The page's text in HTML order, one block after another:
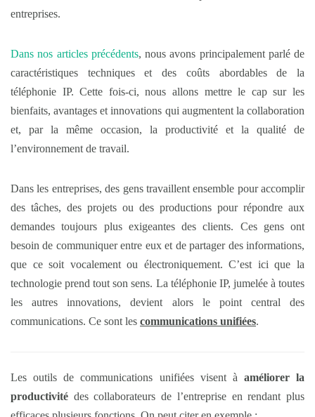
entreprises.
Dans nos articles précédents, nous avons principalement parlé de
caractéristiques techniques et des coûts abordables de la
téléphonie IP. Cette fois-ci, nous allons mettre le cap sur les
bienfaits, avantages et innovations qui augmentent la collaboration
et, par la même occasion, la productivité et la qualité de
l’environnement de travail.
Dans les entreprises, des gens travaillent ensemble pour accomplir
des tâches, des projets ou des productions pour répondre aux
demandes toujours plus exigeantes des clients. Ces gens ont
besoin de communiquer entre eux et de partager des informations,
que ce soit vocalement ou électroniquement. C’est ici que la
technologie prend tout son sens. La téléphonie IP, jumelée à toutes
les autres innovations, devient alors le point central des
communications. Ce sont les communications unifiées.
Les outils de communications unifiées visent à améliorer la
productivité des collaborateurs de l’entreprise en rendant plus